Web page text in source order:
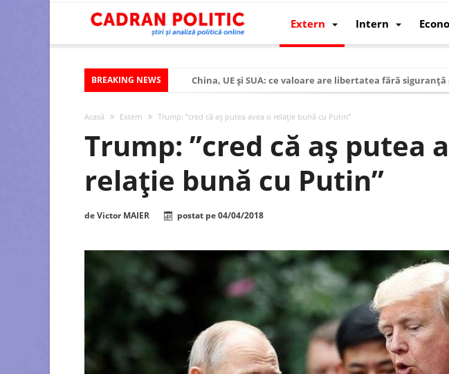
Extern Intern
BREAKING NEWS
China, UE și SUA: ce valoare are libertatea fără siguranță
Modelul economic al Chinei: cum a devenit atelierul
Modelul economic al Rusiei: de ce rezistă?
Viitorul României în Uniunea Europeană. Ce ne
Controlul minții prin nanoparticule
Huawei dezvoltă un nou cip AI pentru a înlocui Nvidia
Acasă Extern Trump: ”cred că aș putea avea o relație bună cu Putin”
Trump: ”cred că aș putea
relație bună cu Putin”
deVictor MAIER postat pe04/04/2018